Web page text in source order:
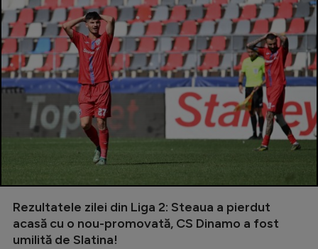
Rezultatele zilei din Liga 2: Steaua a pierdut
acasă cu o nou-promovată, CS Dinamo a fost
umilită de Slatina!